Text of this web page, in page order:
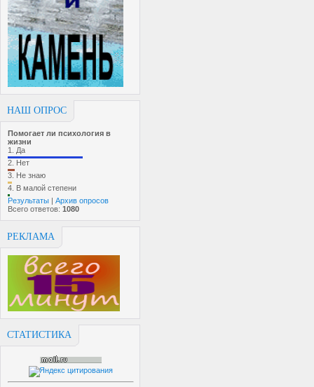
НАШ ОПРОС
Помогает ли психология в
жизни
1. Да
2. Нет
3. Не знаю
4. В малой степени
Результаты | Архив опросов
Всего ответов: 1080
РЕКЛАМА
СТАТИСТИКА